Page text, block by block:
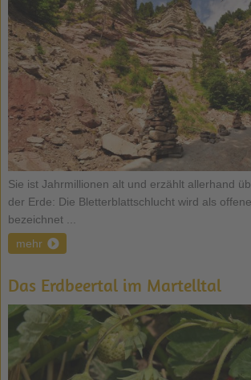
Sie ist Jahrmillionen alt und erzählt allerhand
der Erde: Die Bletterblattschlucht wird als
bezeichnet ...
mehr
Das Erdbeertal im Martelltal